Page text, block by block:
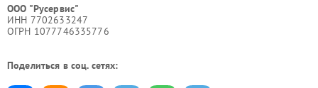
ООО "Русервис"
ИНН 7702633247
ОГРН 1077746335776
Поделиться в соц. сетях: